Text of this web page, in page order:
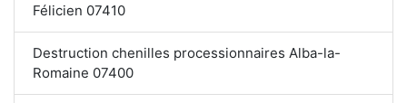
Félicien 07410
Destruction chenilles processionnaires Alba-la-
Romaine 07400